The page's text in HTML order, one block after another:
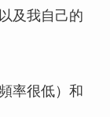
及我自己的
率很低）和